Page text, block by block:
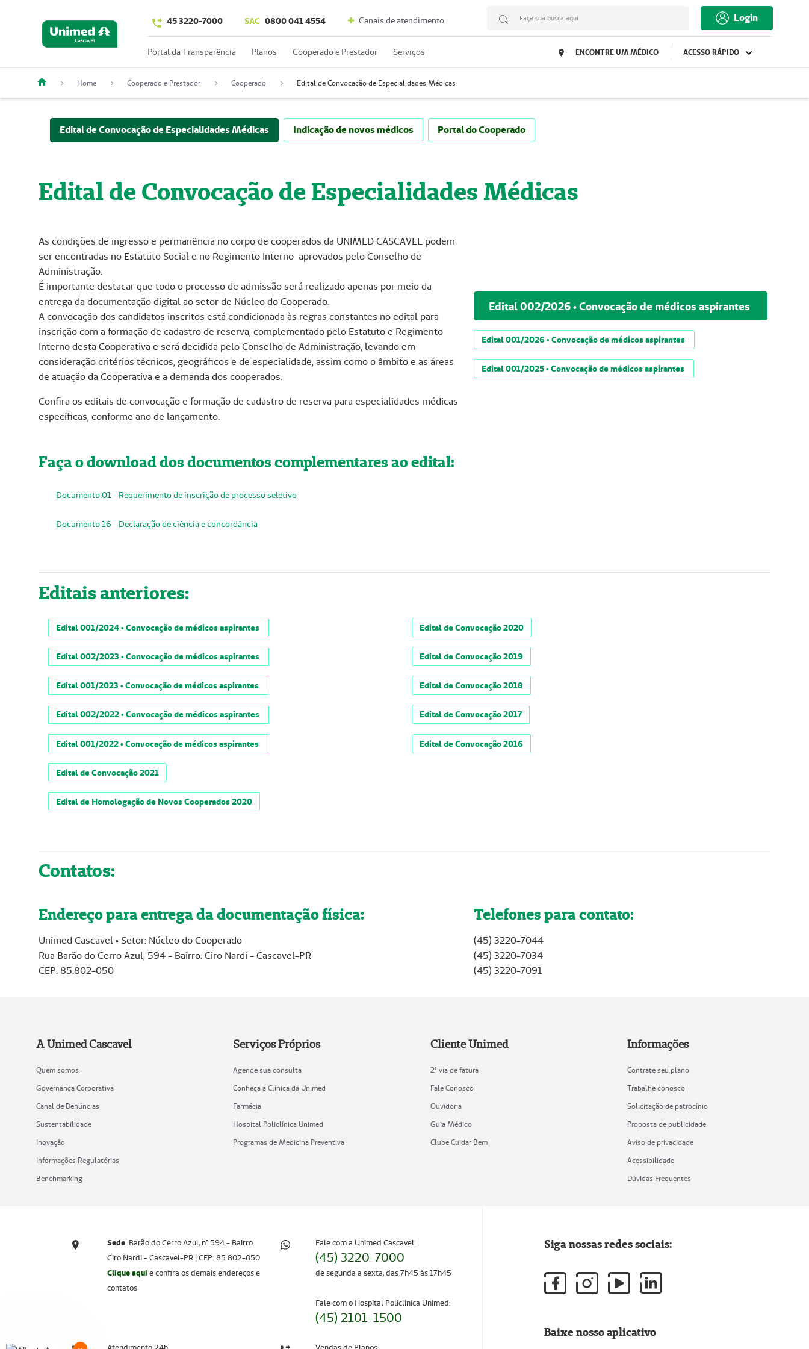
45 3220-7000 SAC 0800 041 4554 Canais de atendimento Faça sua busca aqui Login
Portal da Transparência Planos Cooperado e Prestador Serviços ENCONTRE UM MÉDICO ACESSO RÁPIDO
Home Cooperado e Prestador Cooperado Edital de Convocação de Especialidades Médicas
Edital de Convocação de Especialidades Médicas Indicação de novos médicos Portal do Cooperado
Edital de Convocação de Especialidades Médicas
As condições de ingresso e permanência no corpo de cooperados da UNIMED CASCAVEL podem
ser encontradas no Estatuto Social e no Regimento Interno aprovados pelo Conselho de
Administração.
É importante destacar que todo o processo de admissão será realizado apenas por meio da
entrega da documentação digital ao setor de Núcleo do Cooperado.
A convocação dos candidatos inscritos está condicionada às regras constantes no edital para
inscrição com a formação de cadastro de reserva, complementado pelo Estatuto e Regimento
Interno desta Cooperativa e será decidida pelo Conselho de Administração, levando em
consideração critérios técnicos, geográficos e de especialidade, assim como o âmbito e as áreas
de atuação da Cooperativa e a demanda dos cooperados.
Confira os editais de convocação e formação de cadastro de reserva para especialidades médicas
específicas, conforme ano de lançamento.
Edital 002/2026 • Convocação de médicos aspirantes
Edital 001/2026 • Convocação de médicos aspirantes
Edital 001/2025 • Convocação de médicos aspirantes
Faça o download dos documentos complementares ao edital:
Documento 01 - Requerimento de inscrição de processo seletivo
Documento 16 - Declaração de ciência e concordância
Editais anteriores:
Edital 001/2024 • Convocação de médicos aspirantes
Edital 002/2023 • Convocação de médicos aspirantes
Edital 001/2023 • Convocação de médicos aspirantes
Edital 002/2022 • Convocação de médicos aspirantes
Edital 001/2022 • Convocação de médicos aspirantes
Edital de Convocação 2021
Edital de Convocação 2020
Edital de Convocação 2019
Edital de Convocação 2018
Edital de Convocação 2017
Edital de Convocação 2016
Edital de Homologação de Novos Cooperados 2020
Contatos:
Endereço para entrega da documentação física:
Unimed Cascavel • Setor: Núcleo do Cooperado
Rua Barão do Cerro Azul, 594 - Bairro: Ciro Nardi - Cascavel-PR
CEP: 85.802-050
Telefones para contato:
(45) 3220-7044
(45) 3220-7034
(45) 3220-7091
A Unimed Cascavel
Quem somos
Governança Corporativa
Canal de Denúncias
Sustentabilidade
Inovação
Informações Regulatórias
Benchmarking
Serviços Próprios
Agende sua consulta
Conheça a Clínica da Unimed
Farmácia
Hospital Policlínica Unimed
Programas de Medicina Preventiva
Cliente Unimed
2ª via de fatura
Fale Conosco
Ouvidoria
Guia Médico
Clube Cuidar Bem
Informações
Contrate seu plano
Trabalhe conosco
Solicitação de patrocínio
Proposta de publicidade
Aviso de privacidade
Acessibilidade
Dúvidas Frequentes
Sede: Barão do Cerro Azul, nº 594 - Bairro
Ciro Nardi - Cascavel-PR | CEP: 85.802-050
Clique aqui e confira os demais endereços e
contatos
Fale com a Unimed Cascavel:
(45) 3220-7000
de segunda a sexta, das 7h45 às 17h45
Fale com o Hospital Policlínica Unimed:
(45) 2101-1500
Siga nossas redes sociais:
Baixe nosso aplicativo